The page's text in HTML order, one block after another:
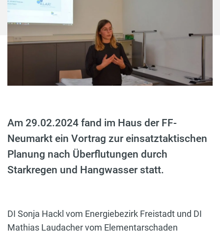
Am 29.02.2024 fand im Haus der FF-
Neumarkt ein Vortrag zur einsatztaktischen
Planung nach Überflutungen durch
Starkregen und Hangwasser statt.
DI Sonja Hackl vom Energiebezirk Freistadt und DI
Mathias Laudacher vom Elementarschaden